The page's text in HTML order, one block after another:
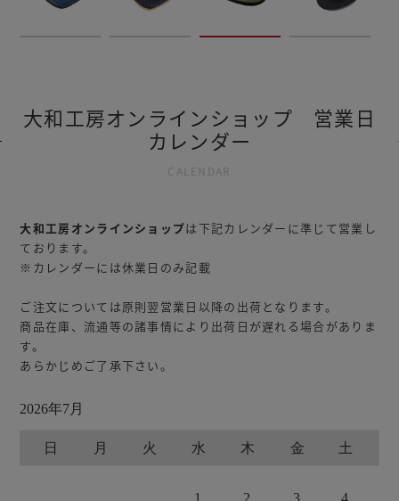
大和工房オンラインショップ 営業日
カレンダー
CALENDAR
大和工房オンラインショップは下記カレンダーに準じて営業し
ております。
※カレンダーには休業日のみ記載
ご注文については原則翌営業日以降の出荷となります。
商品在庫、流通等の諸事情により出荷日が遅れる場合がありま
す。
あらかじめご了承下さい。